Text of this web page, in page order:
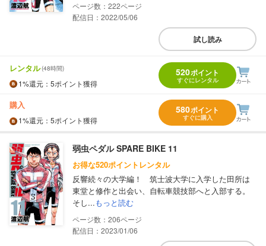
222
配信日：2022/05/06
試し読み
レンタル(48時間)
1%還元 ：5ポイント獲得
520ポイント
すぐにレンタル
購入
1%還元 ：5ポイント獲得
580ポイント
すぐに購入
弱虫ペダル SPARE BIKE 11
お得な520ポイントレンタル
反響続々の大学編！ 筑士波大学に入学した田所は
東堂と修作と出会い、自転車競技部へと入部する。
そし...もっと読む
206
配信日：2023/01/06